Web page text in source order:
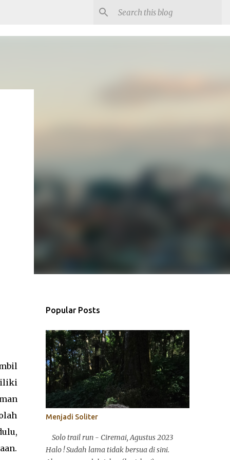
Popular Posts
Menjadi Soliter
Solo trail run - Ciremai, Agustus 2023
Halo ! Sudah lama tidak bersua di sini.